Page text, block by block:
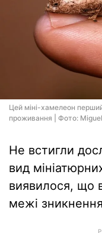
Цей міні-хамелеон
проживання | Фото:
Не встигли
вид
виявилося, що
межі